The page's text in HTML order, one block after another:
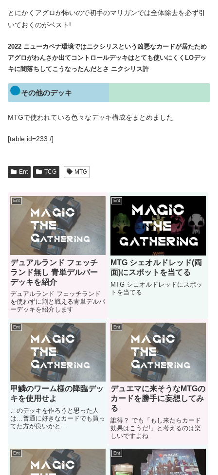
とにかくアグロが怖いので初手のマリガンでは全体除去を必ず引
いておくのがベスト!
2022 ニューカペナ環境ではニクシリスという凶悪なカードが居たため
アグロがわんさか出てコントロールデッキはとても使いにくくLOデッ
キに闇落ちしてこうなったんだとさ ニクシリス許
その他のデッキ
MTGで使われている色々なデッキ構成をまとめました
[table id=233 /]
Ent TCG MTG
Ent
デュアルランド フェッチ
ランド無し 青単デルバー
デッキを紹介
デュアルランド フェッチランド
を使わずに割と戦える青単デルバ
ーデッキを紹介します
Ent
MTG シェオルドレッド(両
面)にスポットを当てる
MTG シェオルドレッドにスポッ
トを当てる
Ent
甲鱗のワーム様の降臨デッ
キを使用せよ
このデッキを作ろうと思った人
は…普通に好きなカードでも買っ
てた方が良いかと…
Ent
デュエマに来そうなMTGの
カードを勝手に妄想してみ
る
誰得？ でも「もし来たらカード
効果はこうだ!」と考えるのは楽
しいですよね
Ent Ent